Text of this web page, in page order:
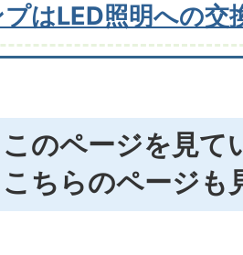
はLED照明への交
このページを見て
こちらのページも